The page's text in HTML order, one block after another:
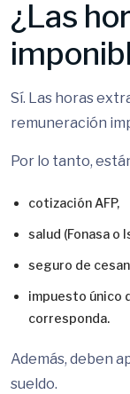
¿Las
Sí. Las horas
remuneración
Por lo tanto,
cotización AFP,
salud (Fonasa o
seguro de
impuesto único
corresponda.
Además, deben
sueldo.